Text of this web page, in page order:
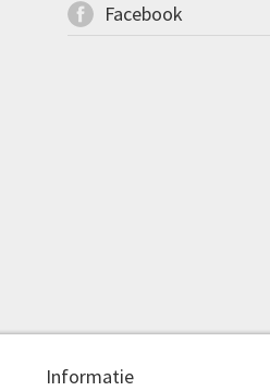
Facebook
Informatie